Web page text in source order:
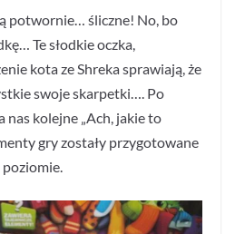
potwornie… śliczne! No, bo
Te słodkie oczka,
kota ze Shreka sprawiają, że
swoje skarpetki…. Po
nas kolejne „Ach, jakie to
gry zostały przygotowane